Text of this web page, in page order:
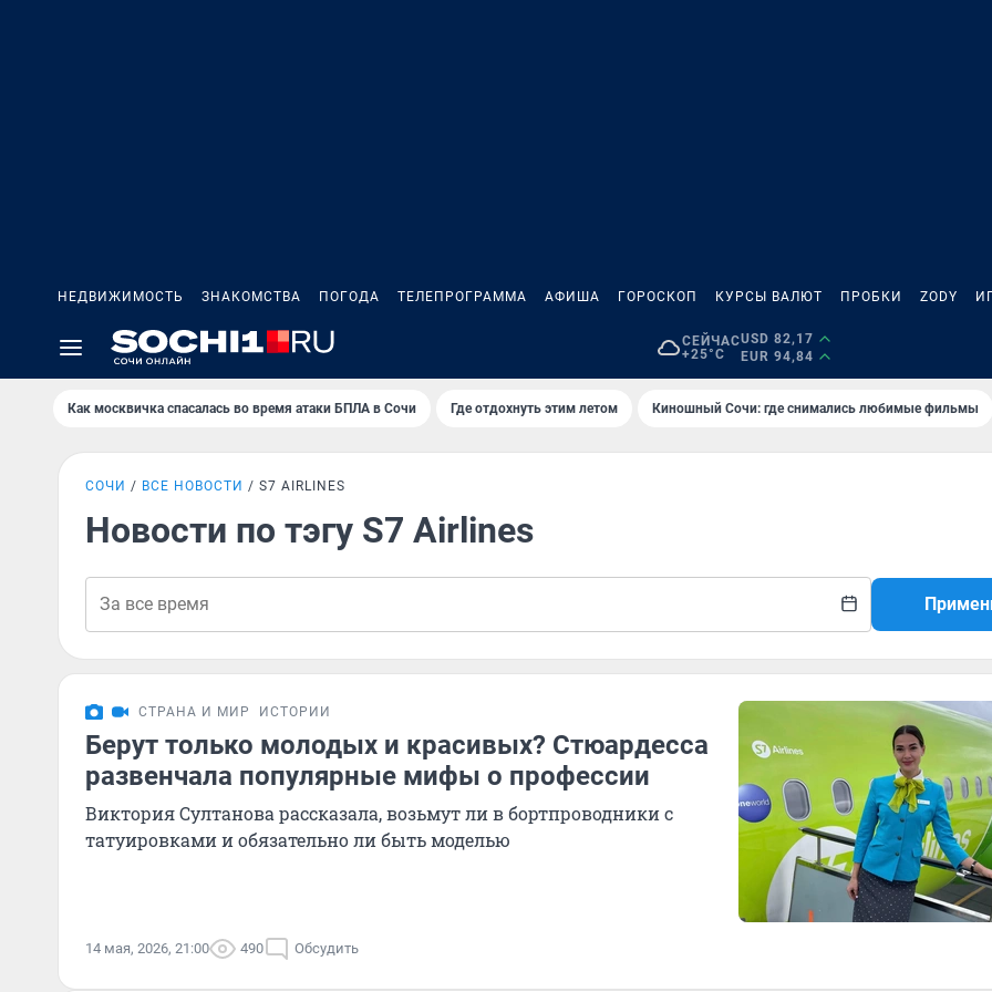
НЕДВИЖИМОСТЬ ЗНАКОМСТВА ПОГОДА ТЕЛЕПРОГРАММА АФИША ГОРОСКОП КУРСЫ ВАЛЮТ ПРОБКИ ZODY
СЕЙЧАС
+25°C
USD 82,17
EUR 94,84
Как москвичка спасалась во время атаки БПЛА в Сочи Где отдохнуть этим летом Киношный Сочи: где снимались любимые фильмы
СОЧИ ВСЕ НОВОСТИ S7 AIRLINES
Новости по тэгу S7 Airlines
СТРАНА И МИР ИСТОРИИ
Берут только молодых и красивых? Стюардесса
развенчала популярные мифы о профессии
Виктория Султанова рассказала, возьмут ли в бортпроводники с
татуировками и обязательно ли быть моделью
14 мая, 2026, 21:00 490 Обсудить